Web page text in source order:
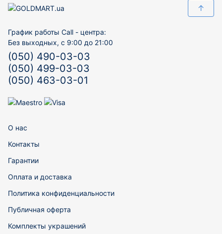
↑
График работы Call - центра:
Без выходных, с 9:00 до 21:00
(050) 490-03-03
(050) 499-03-03
(050) 463-03-01
О нас
Контакты
Гарантии
Оплата и доставка
Политика конфиденциальности
Публичная оферта
Комплекты украшений